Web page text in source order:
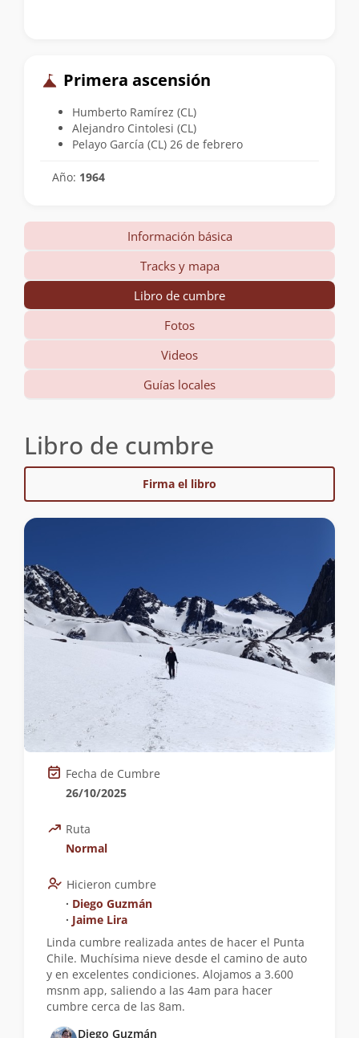
Primera ascensión
Humberto Ramírez (CL)
Alejandro Cintolesi (CL)
Pelayo García (CL) 26 de febrero
Año: 1964
Información básica
Tracks y mapa
Libro de cumbre
Fotos
Videos
Guías locales
Libro de cumbre
Firma el libro
Fecha de Cumbre
26/10/2025
Ruta
Normal
Hicieron cumbre
∙ Diego Guzmán
∙ Jaime Lira
Linda cumbre realizada antes de hacer el Punta
Chile. Muchísima nieve desde el camino de auto
y en excelentes condiciones. Alojamos a 3.600
msnm app, saliendo a las 4am para hacer
cumbre cerca de las 8am.
Diego Guzmán